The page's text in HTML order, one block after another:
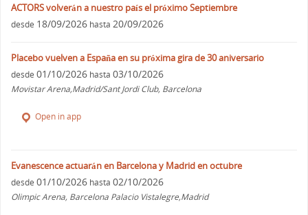
ACTORS volverán a nuestro país el próximo Septiembre
desde 18/09/2026 hasta 20/09/2026
Placebo vuelven a España en su próxima gira de 30 aniversario
desde 01/10/2026 hasta 03/10/2026
Movistar Arena,Madrid/Sant Jordi Club, Barcelona
Open in app
Evanescence actuarán en Barcelona y Madrid en octubre
desde 01/10/2026 hasta 02/10/2026
Olimpic Arena, Barcelona Palacio Vistalegre,Madrid